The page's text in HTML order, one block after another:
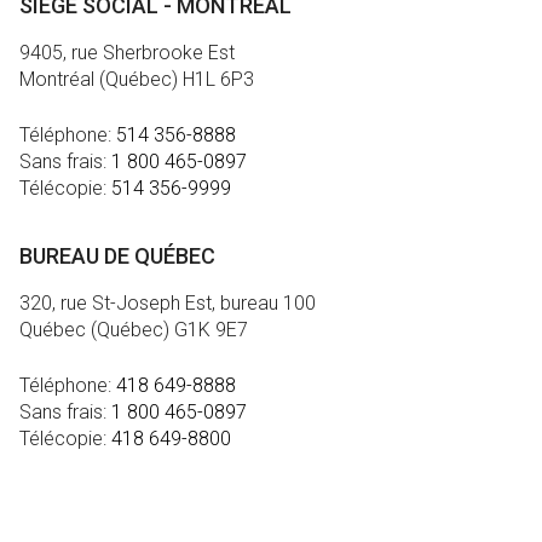
SIÈGE SOCIAL - MONTRÉAL
9405, rue Sherbrooke Est
Montréal (Québec) H1L 6P3
Téléphone: 514 356-8888
Sans frais: 1 800 465-0897
Télécopie: 514 356-9999
BUREAU DE QUÉBEC
320, rue St-Joseph Est, bureau 100
Québec (Québec) G1K 9E7
Téléphone: 418 649-8888
Sans frais: 1 800 465-0897
Télécopie: 418 649-8800